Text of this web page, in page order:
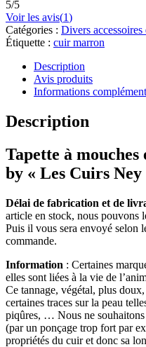
5/5
Voir les avis(1)
Catégories : Divers accessoires
Étiquette : cuir marron
Description
Avis produits
Informations
Description
Tapette à
by « Les Cuirs Ney
Délai de fabrication et de
article en stock, nous pouvons
Puis il vous sera envoyé selon
commande.
Information : Certaines
elles sont liées à la vie de
Ce tannage, végétal, plus
certaines traces sur la peau
piqûres, … Nous ne
(par un ponçage trop fort par
propriétés du cuir et donc sa